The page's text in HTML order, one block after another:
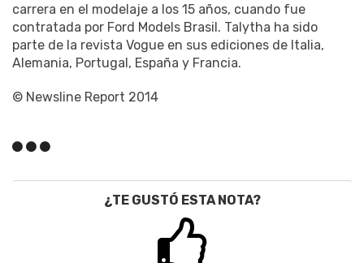
carrera en el modelaje a los 15 años, cuando fue
contratada por Ford Models Brasil. Talytha ha sido
parte de la revista Vogue en sus ediciones de Italia,
Alemania, Portugal, España y Francia.
© Newsline Report 2014
¿TE GUSTÓ ESTA NOTA?